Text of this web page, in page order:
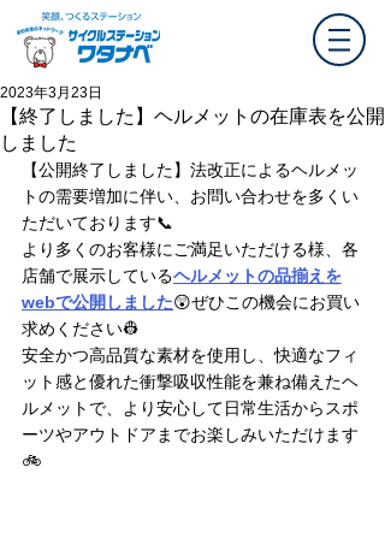
【終了しました】ヘルメットの在庫表を公開
しました
2023年3月23日
【公開終了しました】法改正によるヘルメッ
トの需要増加に伴い、お問い合わせを多くい
ただいております📞
より多くのお客様にご満足いただける様、各
店舗で展示しているヘルメットの品揃えを
webで公開しました😲ぜひこの機会にお買い
求めください👷
安全かつ高品質な素材を使用し、快適なフィ
ット感と優れた衝撃吸収性能を兼ね備えたヘ
ルメットで、より安心して日常生活からスポ
ーツやアウトドアまでお楽しみいただけます
🚲